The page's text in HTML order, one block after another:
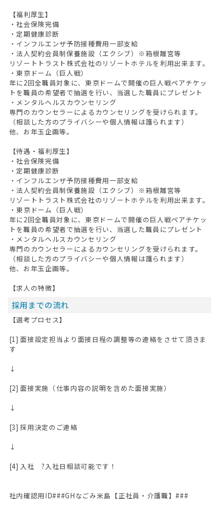
【福利厚生】
・社会保険完備
・定期健康診断
・インフルエンザ予防接種費用一部支給
・法人契約会員制保養施設（エクシブ）※箱根離宮等
リゾートトラスト株式会社のリゾートホテルを利用出来ます。
・東京ドーム（巨人戦）
年に2回全職員対象に、東京ドームで開催の巨人戦ペアチケッ
トを職員の希望者で抽選を行い、当選した職員にプレゼント
・メンタルヘルスカウンセリング
専門のカウンセラーによるカウンセリングを受けられます。
（相談した方のプライバシーや個人情報は護られます）
他、お年玉企画等。
【待遇・福利厚生】
・社会保険完備
・定期健康診断
・インフルエンザ予防接種費用一部支給
・法人契約会員制保養施設（エクシブ）※箱根離宮等
リゾートトラスト株式会社のリゾートホテルを利用出来ます。
・東京ドーム（巨人戦）
年に2回全職員対象に、東京ドームで開催の巨人戦ペアチケッ
トを職員の希望者で抽選を行い、当選した職員にプレゼント
・メンタルヘルスカウンセリング
専門のカウンセラーによるカウンセリングを受けられます。
（相談した方のプライバシーや個人情報は護られます）
他、お年玉企画等。
【求人の特徴】
採用までの流れ
【選考プロセス】
[1] 面接設定担当より面接日程の調整等の連絡をさせて頂きま
す
↓
[2] 面接実施（仕事内容の説明を含めた面接実施）
↓
[3] 採用決定のご連絡
↓
[4] 入社 ?入社日相談可能です！
社内確認用ID###GHなごみ米島【正社員・介護職】###